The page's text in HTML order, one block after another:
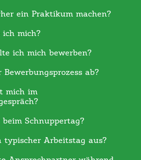
ein Praktikum machen?
ich mich?
ich mich bewerben?
ab?
mich im
Schnuppertag?
typischer Arbeitstag aus?